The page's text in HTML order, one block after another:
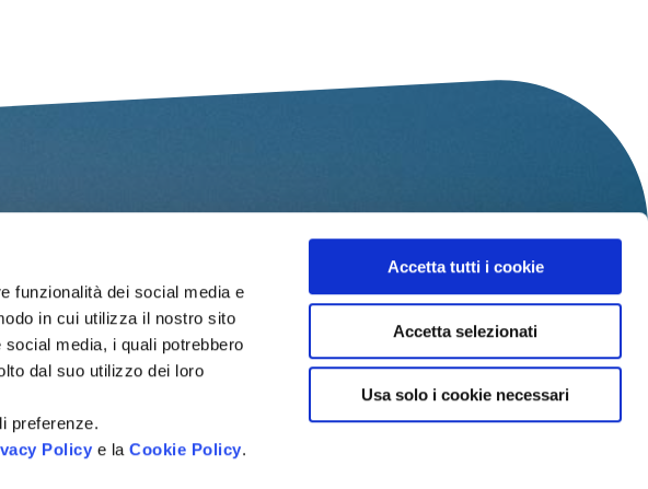
funzionalità dei social media e
in cui utilizza il nostro sito
media, i quali potrebbero
dal suo utilizzo dei loro
preferenze.
Policy e laCookie Policy.
Accetta tutti i cookie
Accetta selezionati
Usa solo i cookie necessari
Città